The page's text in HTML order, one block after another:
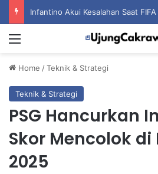
Home /Teknik & Strategi
Teknik & Strategi
PSG Hancurkan
Skor Mencolok di
2025